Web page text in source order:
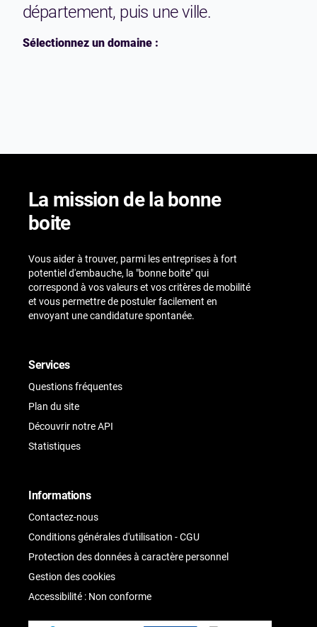
département, puis une ville.
Sélectionnez un domaine :
La mission de la bonne
boite
Vous aider à trouver, parmi les entreprises à fort
potentiel d'embauche, la "bonne boite" qui
correspond à vos valeurs et vos critères de mobilité
et vous permettre de postuler facilement en
envoyant une candidature spontanée.
Services
Questions fréquentes
Plan du site
Découvrir notre API
Statistiques
Informations
Contactez-nous
Conditions générales d'utilisation - CGU
Protection des données à caractère personnel
Gestion des cookies
Accessibilité : Non conforme